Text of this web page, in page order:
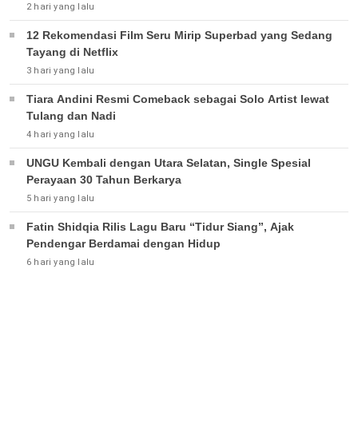
2 hari yang lalu
12 Rekomendasi Film Seru Mirip Superbad yang Sedang
Tayang di Netflix
3 hari yang lalu
Tiara Andini Resmi Comeback sebagai Solo Artist lewat
Tulang dan Nadi
4 hari yang lalu
UNGU Kembali dengan Utara Selatan, Single Spesial
Perayaan 30 Tahun Berkarya
5 hari yang lalu
Fatin Shidqia Rilis Lagu Baru “Tidur Siang”, Ajak
Pendengar Berdamai dengan Hidup
6 hari yang lalu